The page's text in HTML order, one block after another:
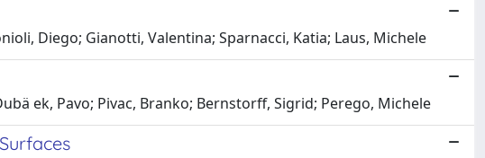
Diego; Gianotti, Valentina; Sparnacci, Katia; Laus, Michele
ek, Pavo; Pivac, Branko; Bernstorff, Sigrid; Perego, Michele